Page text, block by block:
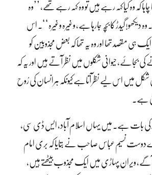
کہ وہ کیا کہہ رہے ہیں تو وہ کہہ رہے تھے، ’’وہ
وہ دیکھو! گیدڑ کا بچہ جارہاہے، وغیرہ وغیرہ‘‘۔ اس
ہی مقصد تھا اور وہ یہ تھا کہ بعض مجذوبین کو
کی بجائے، حیوانی شکلوں میں نظر آتے ہیں اور یہ کہ
شکل میں اس لیے نظر آتاہے کیونکہ ہرانسان کی رُوح
ہے۔
کی بات ہے۔ میں یہاں اسلام آباد، ایس ڈی سی،
دوست نسیم عباس صاحب نے بتایا کہ بری امام
آگے، ویران پہاڑی میں ایک مجذوب بیٹھتے ہیں،